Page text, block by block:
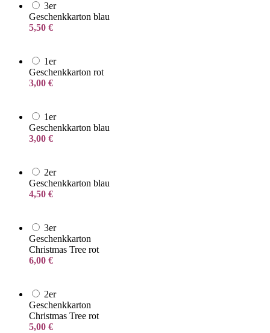
3er
Geschenkkarton blau
5,50 €
1er
Geschenkkarton rot
3,00 €
1er
Geschenkkarton blau
3,00 €
2er
Geschenkkarton blau
4,50 €
3er
Geschenkkarton
Christmas Tree rot
6,00 €
2er
Geschenkkarton
Christmas Tree rot
5,00 €